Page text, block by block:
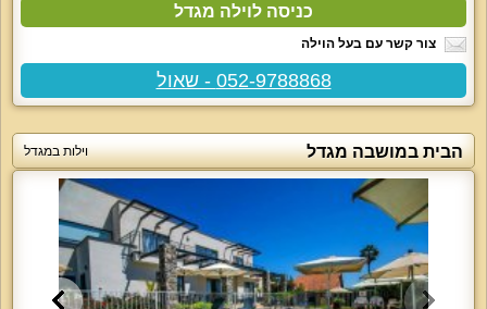
כניסה לוילה מגדל
צור קשר עם בעל הוילה
052-9788868 - שאול
הבית במושבה מגדל וילות במגדל